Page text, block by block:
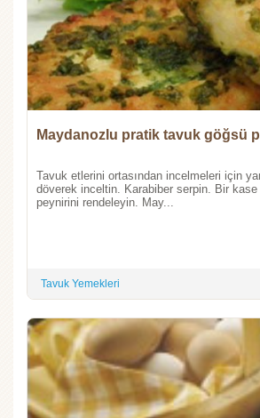
Maydanozlu pratik tavuk göğsü
Tavuk etlerini ortasından incelmeleri için
döverek inceltin. Karabiber serpin. Bir
peynirini rendeleyin. May...
Tavuk Yemekleri